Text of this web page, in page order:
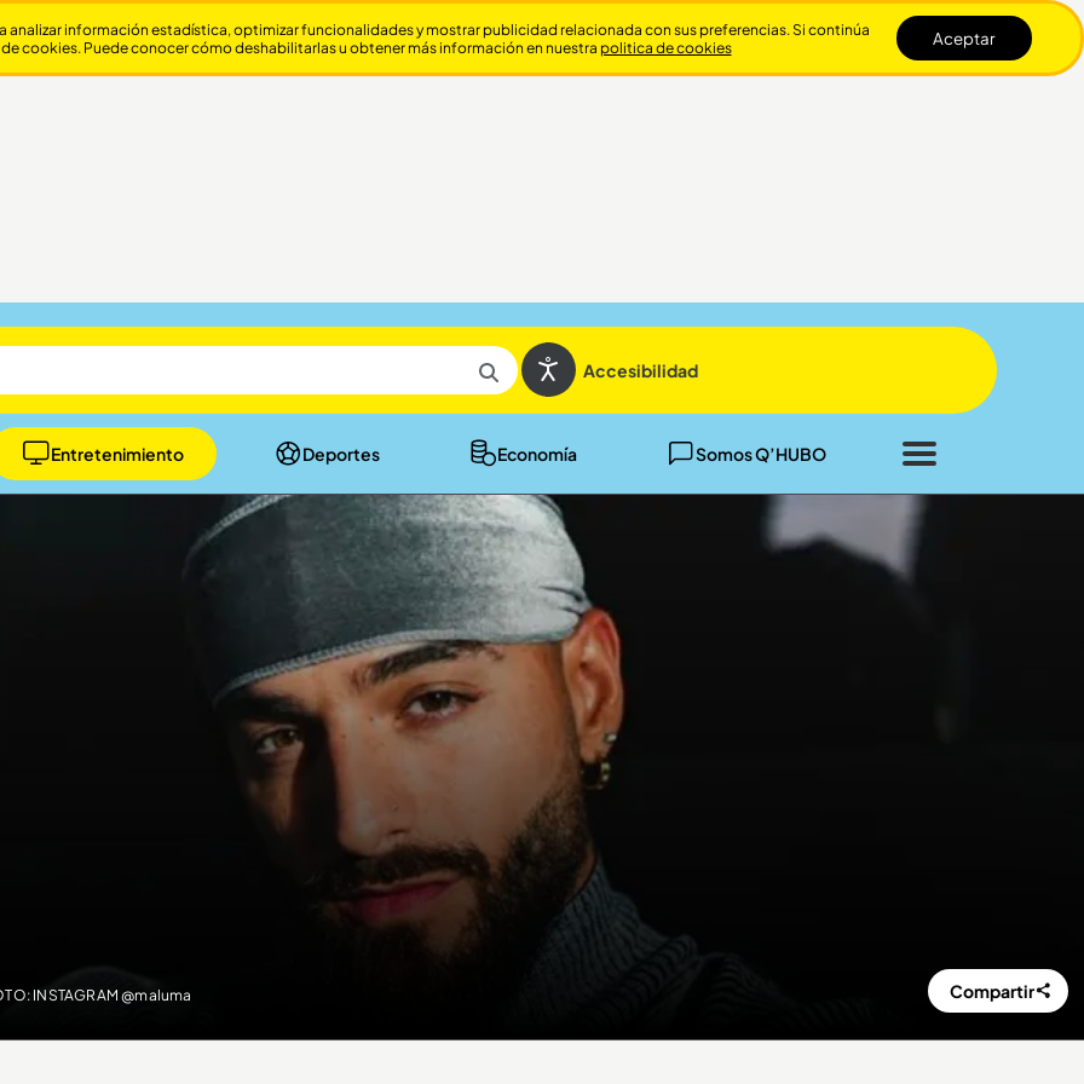
Accesibilidad
Entretenimiento Deportes Economía Somos Q’HUBO
Cerrar
INSTAGRAM @maluma Compartir
información estadística, optimizar funcionalidades y mostrar publicidad relacionada con sus preferencias. Si continúa
cookies. Puede conocer cómo deshabilitarlas u obtener más información en nuestra politica de cookies Aceptar